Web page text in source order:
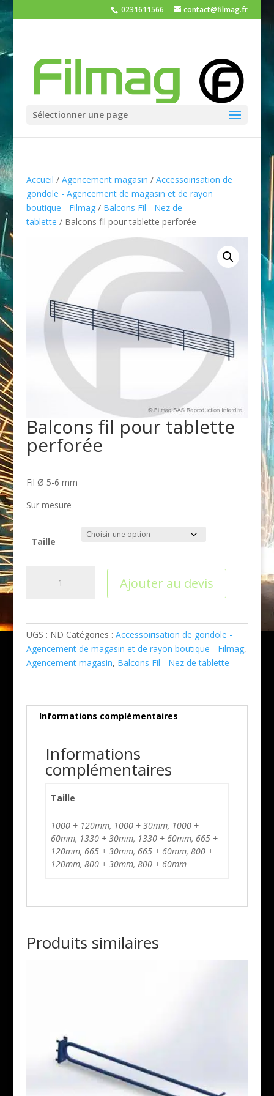
0231611566 contact@filmag.fr
Sélectionner une page
Accueil / Agencement magasin / Accessoirisation de
gondole - Agencement de magasin et de rayon
boutique - Filmag/ Balcons Fil - Nez de
tablette / Balcons fil pour tablette perforée
Balcons fil pour tablette
perforée
Fil Ø 5-6 mm
Sur mesure
Taille
perforée
Ajouter au devis
UGS : ND Catégories : Accessoirisation de gondole -
Agencement de magasin et de rayon boutique - Filmag,
Agencement magasin, Balcons Fil - Nez de tablette
Informations complémentaires
Informations
complémentaires
Taille
1000 + 120mm, 1000 + 30mm, 1000 +
60mm, 1330 + 30mm, 1330 + 60mm, 665 +
120mm, 665 + 30mm, 665 + 60mm, 800 +
120mm, 800 + 30mm, 800 + 60mm
Produits similaires